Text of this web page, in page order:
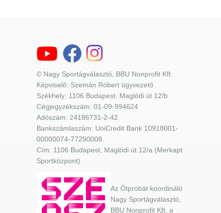
© Nagy Sportágválasztó, BBU Nonprofit Kft.
Képviselő: Szemán Róbert ügyvezető
Székhely: 1106 Budapest, Maglódi út 12/b
Cégjegyzékszám: 01-09-994624
Adószám: 24186731-2-42
Bankszámlaszám: UniCredit Bank 10918001-
00000074-77290008
Cím: 1106 Budapest, Maglódi út 12/a (Merkapt
Sportközpont)
Az Ötpróbát koordináló
Nagy Sportágválasztó,
BBU Nonprofit Kft. a